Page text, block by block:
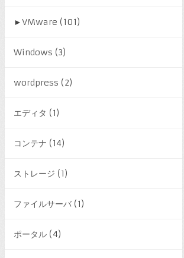
►VMware (101)
Windows (3)
wordpress (2)
エディタ (1)
コンテナ (14)
ストレージ (1)
ファイルサーバ(1)
ポータル (4)